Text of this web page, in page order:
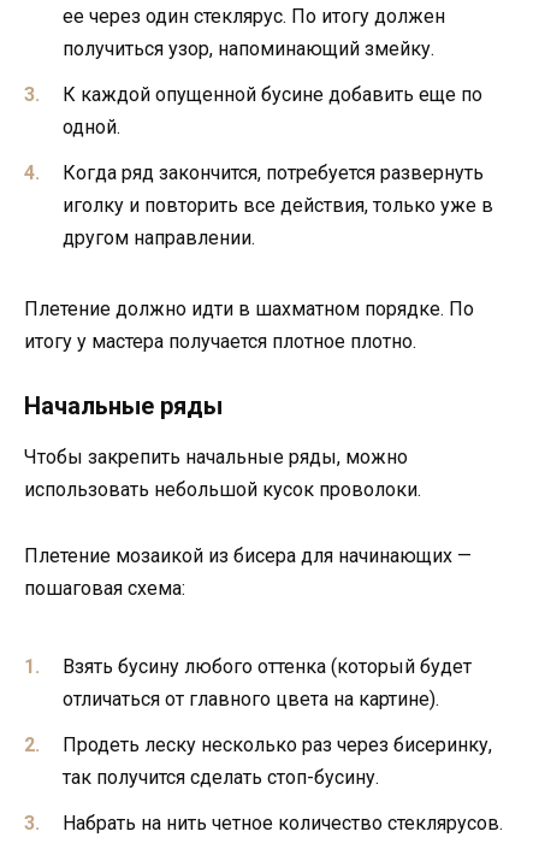
ее через один стеклярус. По итогу должен
получиться узор, напоминающий змейку.
К каждой опущенной бусине добавить еще по
одной.
Когда ряд закончится, потребуется развернуть
иголку и повторить все действия, только уже в
другом направлении.
Плетение должно идти в шахматном порядке. По
итогу у мастера получается плотное плотно.
Начальные ряды
Чтобы закрепить начальные ряды, можно
использовать небольшой кусок проволоки.
Плетение мозаикой из бисера для начинающих —
пошаговая схема:
Взять бусину любого оттенка (который будет
отличаться от главного цвета на картине).
Продеть леску несколько раз через бисеринку,
так получится сделать стоп-бусину.
Набрать на нить четное количество стеклярусов.